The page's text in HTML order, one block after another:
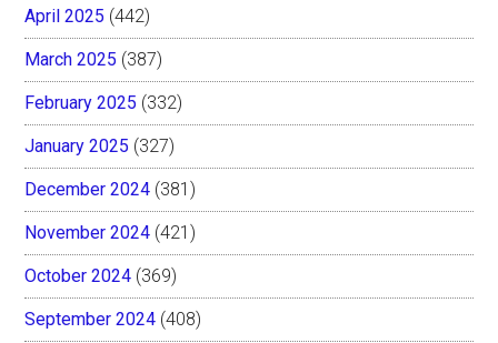
April 2025 (442)
March 2025 (387)
February 2025 (332)
January 2025 (327)
December 2024 (381)
November 2024 (421)
October 2024 (369)
September 2024 (408)